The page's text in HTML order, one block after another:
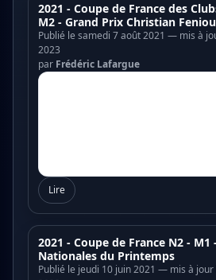
2021 - Coupe de France des
M2 - Grand Prix Christian
Publié le samedi 7 août 2021 — mis à
2023
par Frédéric Lafargue
Lire
2021 - Coupe de France N2 - M1
Nationales du Printemps
Publié le jeudi 10 juin 2021 — mis à